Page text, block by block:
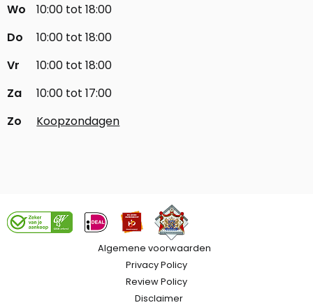
Wo
10:00 tot 18:00
Do
10:00 tot 18:00
Vr
10:00 tot 18:00
Za
10:00 tot 17:00
Zo
Koopzondagen
Algemene voorwaarden
Privacy Policy
Review Policy
Disclaimer